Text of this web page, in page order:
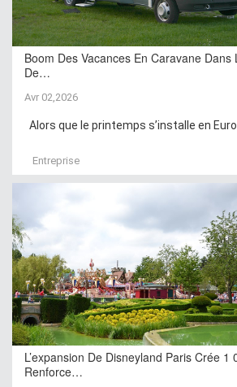
Boom Des Vacances En Caravane Dans
De…
Avr 02,2026
Alors que le printemps s’installe en
Entreprise
L’expansion De Disneyland Paris Crée 1
Renforce…